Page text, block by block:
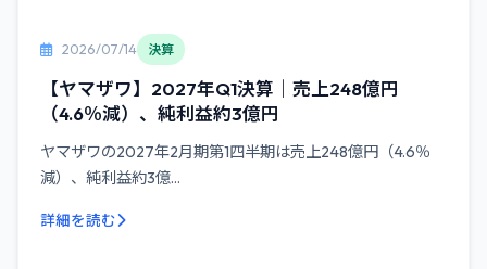
2026/07/14 決算
【ヤマザワ】2027年Q1決算｜売上248億円
（4.6％減）、純利益約3億円
ヤマザワの2027年2月期第1四半期は売上248億円（4.6％
減）、純利益約3億...
詳細を読む